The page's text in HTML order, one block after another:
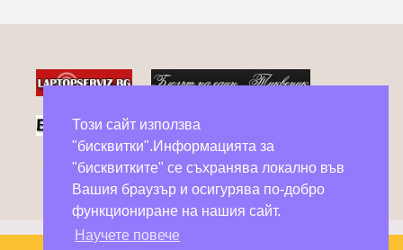
Фейсбук групи в помощ на бездомни животни
Този сайт използва
"бисквитки".Информацията за
"бисквитките" се съхранява локално във
Вашия браузър и осигурява по-добро
функциониране на нашия сайт.
Научете повече